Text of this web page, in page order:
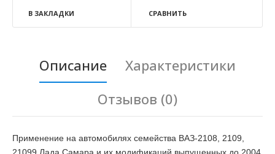
В ЗАКЛАДКИ СРАВНИТЬ
Описание
Характеристики
Отзывов (0)
Применение на автомобилях семейства ВАЗ-2108, 2109,